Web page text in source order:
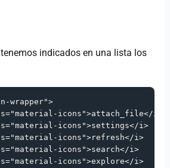
indicados en una lista los
wrapper">
="material-icons">attach_file</i
="material-icons">settings</i>
="material-icons">refresh</i>
="material-icons">search</i>
="material-icons">explore</i>